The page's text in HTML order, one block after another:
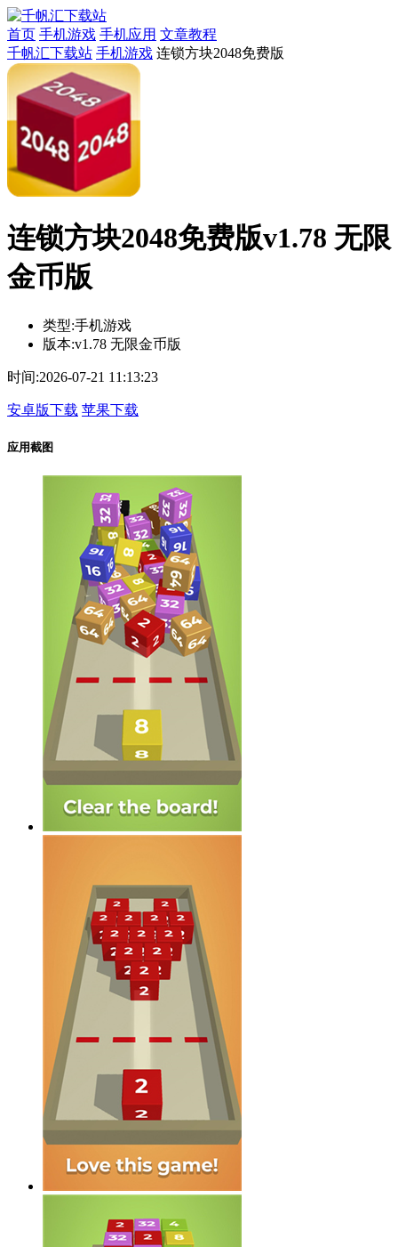
首页 手机游戏 手机应用 文章教程
千帆汇下载站 手机游戏 连锁方块2048免费版
连锁方块2048免费版v1.78 无限
金币版
类型:手机游戏
版本:v1.78 无限金币版
时间:2026-07-21 11:13:23
安卓版下载 苹果下载
应用截图